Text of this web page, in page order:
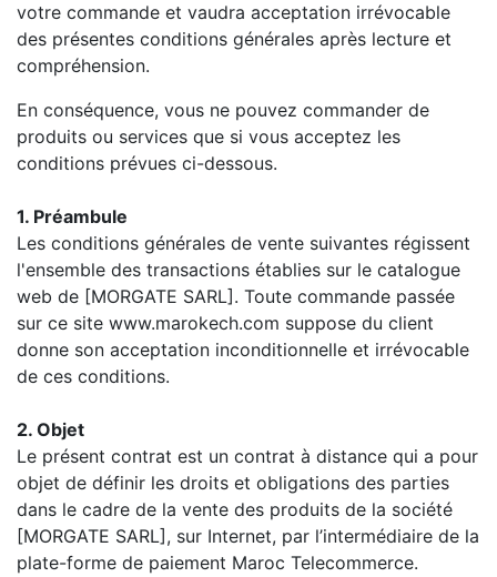
votre commande et vaudra acceptation irrévocable
des présentes conditions générales après lecture et
compréhension.
En conséquence, vous ne pouvez commander de
produits ou services que si vous acceptez les
conditions prévues ci-dessous.
1. Préambule
Les conditions générales de vente suivantes régissent
l'ensemble des transactions établies sur le catalogue
web de [MORGATE SARL]. Toute commande passée
sur ce site www.marokech.com suppose du client
donne son acceptation inconditionnelle et irrévocable
de ces conditions.
2. Objet
Le présent contrat est un contrat à distance qui a pour
objet de définir les droits et obligations des parties
dans le cadre de la vente des produits de la société
[MORGATE SARL], sur Internet, par l’intermédiaire de la
plate-forme de paiement Maroc Telecommerce.